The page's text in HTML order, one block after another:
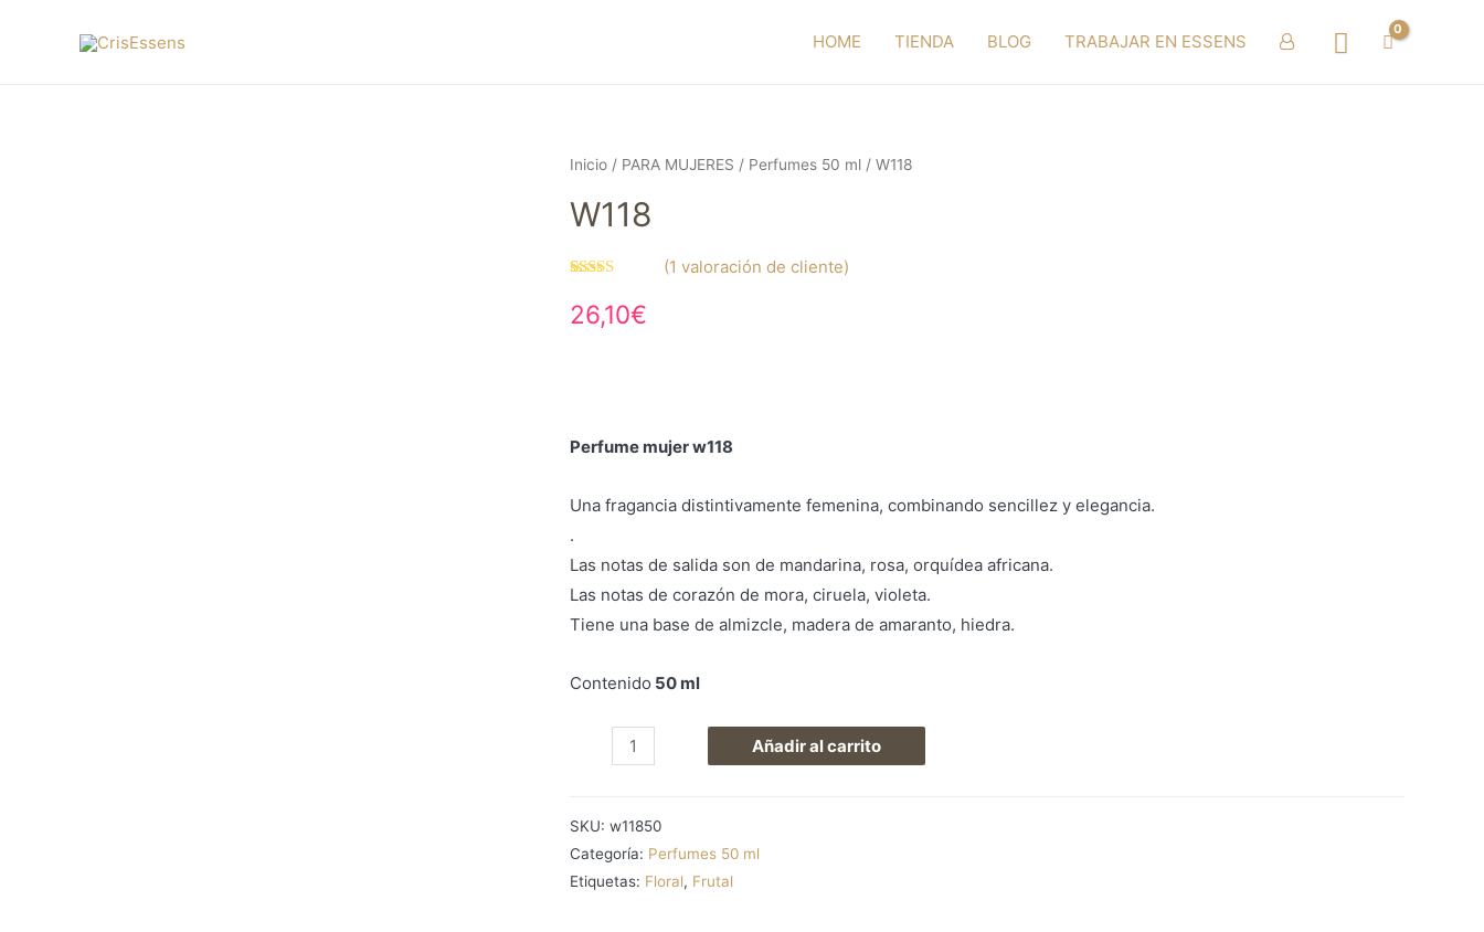
HOME TIENDA BLOG TRABAJAR EN ESSENS Buscar
Inicio / PARA MUJERES / Perfumes 50 ml / W118
W118
5.00 sobre 5
basado en
(1 valoración de cliente)
26,10€
Perfume mujer w118
Una fragancia distintivamente femenina, combinando sencillez y elegancia.
.
Las notas de salida son de mandarina, rosa, orquídea africana.
Las notas de corazón de mora, ciruela, violeta.
Tiene una base de almizcle, madera de amaranto, hiedra.
Contenido 50 ml
cantidad
Añadir al carrito
SKU: w11850
Categoría: Perfumes 50 ml
Etiquetas: Floral, Frutal